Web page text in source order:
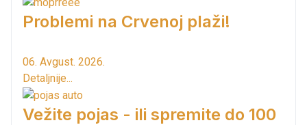
Problemi na Crvenoj plaži!
06. Avgust. 2026.
Detaljnije...
Vežite pojas - ili spremite do 100